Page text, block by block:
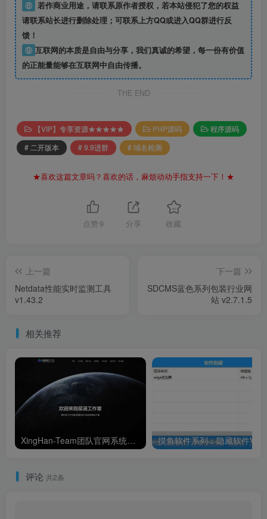
⑧ 若作商业用途，请联系原作者授权，若本站侵犯了您的权益
请联系站长进行删除处理；可联系上方QQ或进入QQ群进行反
馈！
⑨ 互联网的本质是自由与分享，我们真诚的希望，每一份有价值
的正能量能够在互联网中自由传播。
THE END
【VIP】专享资源★★★★★ PHP源码
程序源码
# 二开版本
# 9.9进群 # 域名检测
★喜欢这篇文章吗？喜欢的话，麻烦动动手指支持一下！★
点赞 9 分享 收藏
上一篇
Netdata性能实时监测工具
v1.43.2
下一篇
SDCMS蓝色系列包装行业网
站 v2.7.1.5
相关推荐
XingHan-Team团队官网系统源码 全开源 摸鱼软件系列：隐藏软件V1.2
评论 共2条